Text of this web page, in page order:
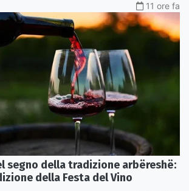
11 ore fa
segno della tradizione arbëreshë:
della Festa del Vino